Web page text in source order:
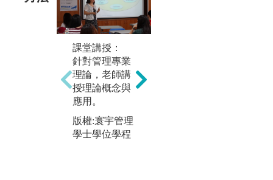
課堂講授：
針對管理專業
理論，老師講
授理論概念與
應用。
版權:寰宇管理
學士學位學程